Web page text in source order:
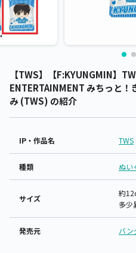
【TWS】【F:KYUNGMIN】
ENTERTAINMENT みちっと
み (TWS) の紹介
IP・作品名 TWS
種類 ぬい
サイズ
約
多少
発売元 バン